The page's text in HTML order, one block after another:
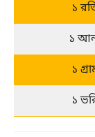
১
১
১
১